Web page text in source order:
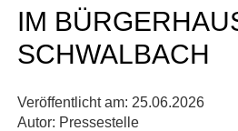
IM
SCHWALBACH
Veröffentlicht am: 25.06.2026
Autor: Pressestelle